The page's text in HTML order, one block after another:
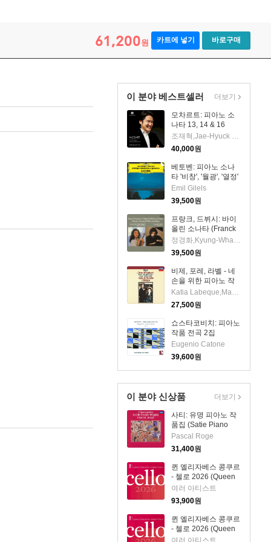
61,200원 카트에 넣기 바로구매
이 분야 베스트셀러
모차르트: 피아노 소
나타 13, 14 & 16
(Mozart: Piano
Sonatas Nos.13, 14
& 16)(CD) - 조재혁
(Jae-Hyuck Cho)
조재혁,Jae-Hyuck Cho
40,000원
베토벤: 피아노 소나
타 '비창', '월광', '열정'
(Beethoven: Piano
Sonatas No. 8
'pathetique' , No. 14
'moonlight' & No. 23
'appassionata')
(UHQCD)(일본반) -
Emil Gilels
Emil Gilels
39,500원
프랑크, 드뷔시: 바이
올린 소나타 (Franck
& Debussy: Violin
Sonatas) (UHQCD)
(일본반) - 정경화
(Kyung-Wha Chung)
정경화,Kyung-Wha Chung,Radu Lupu
39,500원
비제, 포레, 라벨 - 네
손을 위한 피아노 작
품집 (Bizet: Jeux
D'enfants, Faure:
Dolly Suite, Ravel:
Ma Mere L'oye)
(SHM-CD)(일본반) -
Katia Labeque
Katia Labeque,Marielle Labeque
27,500원
쇼스타코비치: 피아노
작품 전곡 2집
(Shostakovich:
Complete Piano
Works, Vol. 2)(CD) -
Eugenio Catone
Eugenio Catone
39,600원
더보기
이 분야 신상품
사티: 유명 피아노 작
품집 (Satie Piano
Works - 3
Gymnopedies)
(SHM-CD)(일본반) -
Pascal Roge
Pascal Roge
31,400원
퀸 엘리자베스 콩쿠르
- 첼로 2026 (Queen
Elisabeth
Competition: Cello
2026) (4CD) - 여러
아티스트
여러 아티스트
93,900원
퀸 엘리자베스 콩쿠르
- 첼로 2026 (Queen
Elisabeth
여러 아티스트
더보기